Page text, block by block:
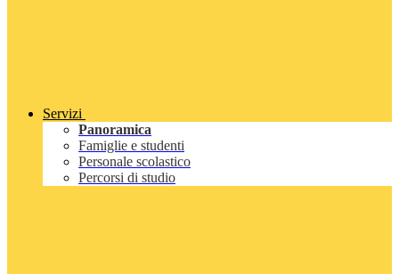
Servizi
Panoramica
Famiglie e studenti
Personale scolastico
Percorsi di studio